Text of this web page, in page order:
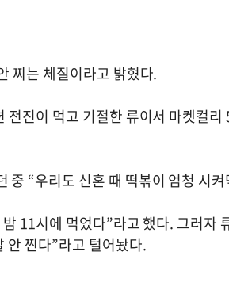
찌는 체질이라고 밝혔다.
전진이 먹고 기절한 류이서 마켓컬
중 “우리도 신혼 때 떡볶이 엄청 시
11시에 먹었다”라고 했다. 그러자
안 찐다”라고 털어놨다.